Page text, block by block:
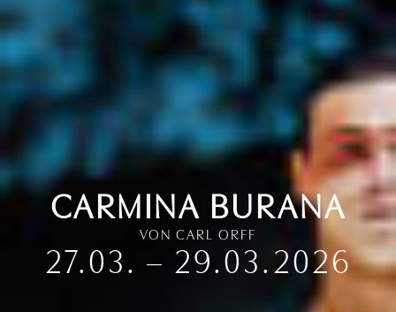
CARMINA BURANA
VON CARL ORFF
27.03. – 29.03.2026